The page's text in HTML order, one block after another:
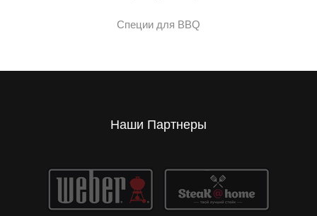
Специи для BBQ
Наши Партнеры